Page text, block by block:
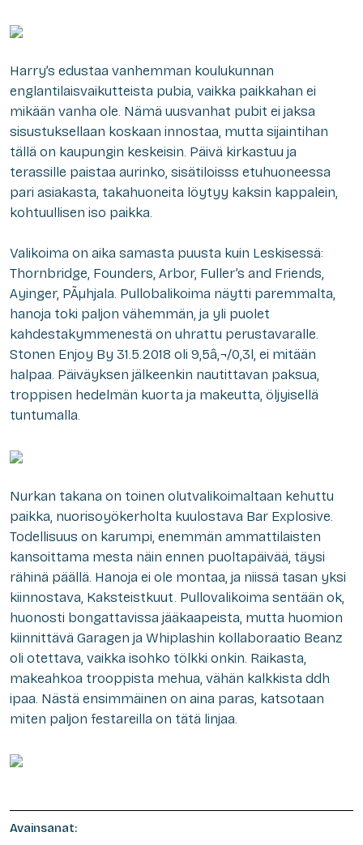
Harry’s edustaa vanhemman koulukunnan
englantilaisvaikutteista pubia, vaikka paikkahan ei
mikään vanha ole. Nämä uusvanhat pubit ei jaksa
sisustuksellaan koskaan innostaa, mutta sijaintihan
tällä on kaupungin keskeisin. Päivä kirkastuu ja
terassille paistaa aurinko, sisätiloisss etuhuoneessa
pari asiakasta, takahuoneita löytyy kaksin kappalein,
kohtuullisen iso paikka.
Valikoima on aika samasta puusta kuin Leskisessä:
Thornbridge, Founders, Arbor, Fuller’s and Friends,
Ayinger, PÃµhjala. Pullobalikoima näytti paremmalta,
hanoja toki paljon vähemmän, ja yli puolet
kahdestakymmenestä on uhrattu perustavaralle.
Stonen Enjoy By 31.5.2018 oli 9,5â‚¬/0,3l, ei mitään
halpaa. Päiväyksen jälkeenkin nautittavan paksua,
troppisen hedelmän kuorta ja makeutta, öljyisellä
tuntumalla.
Nurkan takana on toinen olutvalikoimaltaan kehuttu
paikka, nuorisoyökerholta kuulostava Bar Explosive.
Todellisuus on karumpi, enemmän ammattilaisten
kansoittama mesta näin ennen puoltapäivää, täysi
rähinä päällä. Hanoja ei ole montaa, ja niissä tasan yksi
kiinnostava, Kaksteistkuut. Pullovalikoima sentään ok,
huonosti bongattavissa jääkaapeista, mutta huomion
kiinnittävä Garagen ja Whiplashin kollaboraatio Beanz
oli otettava, vaikka isohko tölkki onkin. Raikasta,
makeahkoa trooppista mehua, vähän kalkkista ddh
ipaa. Nästä ensimmäinen on aina paras, katsotaan
miten paljon festareilla on tätä linjaa.
Avainsanat: